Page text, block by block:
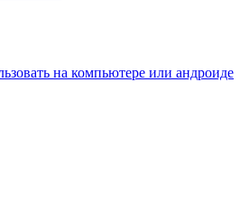
на компьютере или андроиде